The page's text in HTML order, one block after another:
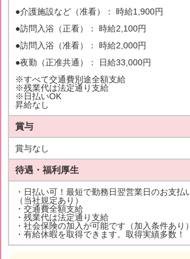
●介護施設など（准看）： 時給1,900円
●訪問入浴（正看）： 時給2,100円
●訪問入浴（准看）： 時給2,000円
●夜勤（正准共通）： 日給33,000円
※すべて交通費別途全額支給
※残業代は法定通り支給
※日払いOK
昇給なし
賞与
賞与なし
待遇・福利厚生
・日払い可！最短で勤務日翌営業日のお支払
（当社規定あり）
・交通費全額支給
・残業代は法定通り支給
・社会保険の加入が可能です（加入条件あり）
・有給休暇を取得できます。取得実績多数！